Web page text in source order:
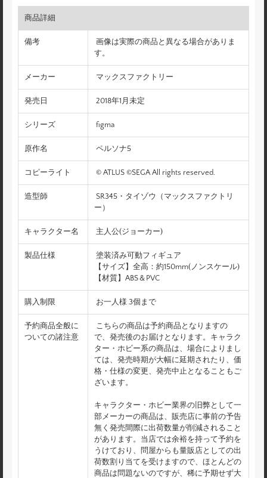
商品詳細
備考
画像は実際の商品と異なる場合がありま
す。
メーカー マックスファクトリー
発売日 2018年1月未定
シリーズ figma
原作名 ペルソナ5
コピーライト © ATLUS ©SEGA All rights reserved.
造型師
SR345・タイゾウ（マックスファクトリ
ー）
キャラクター名 主人公(ジョーカー)
製品仕様
塗装済み可動フィギュア
【サイズ】全高：約150mm(ノンスケール)
【材質】ABS＆PVC
購入制限 お一人様 3個まで
予約商品全般に
ついての諸注意
こちらの商品は予約商品となりますの
で、発売後のお届けとなります。キャラク
ター・ホビー系の商品は、場合によりまし
ては、発売時期が大幅に延期されたり、価
格・仕様の変更、発売中止となることもご
ざいます。
キャラクター・ホビー業界の旧弊として一
部メーカーの商品は、販売店に事前の予告
無く発売間際に出荷数量が削減されること
があります。当店では余裕を持って予約を
うけており、問屋からも量販店としての出
荷数割り当てを受けますので、ほとんどの
商品は問題ないのですが、稀に予期せず大